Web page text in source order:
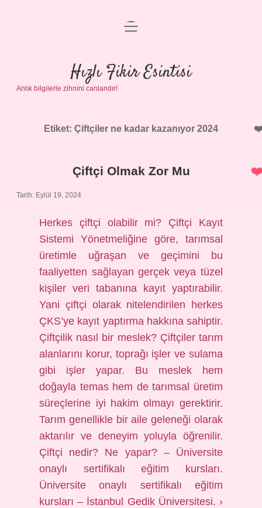
Anasayfa
Gizlilik Politikası
Yasal Uyarı
menüyü
Hızlı Fikir Esintisi
Anlık bilgilerle zihnini canlandır!
Etiket: Çiftçiler ne kadar kazanıyor 2024
Çiftçi Olmak Zor Mu
Tarih: Eylül 19, 2024
Herkes çiftçi olabilir mi? Çiftçi Kayıt
Sistemi Yönetmeliğine göre, tarımsal
üretimle uğraşan ve geçimini bu
faaliyetten sağlayan gerçek veya tüzel
kişiler veri tabanına kayıt yaptırabilir.
Yani çiftçi olarak nitelendirilen herkes
ÇKS’ye kayıt yaptırma hakkına sahiptir.
Çiftçilik nasıl bir meslek? Çiftçiler tarım
alanlarını korur, toprağı işler ve sulama
gibi işler yapar. Bu meslek hem
doğayla temas hem de tarımsal üretim
süreçlerine iyi hakim olmayı gerektirir.
Tarım genellikle bir aile geleneği olarak
aktarılır ve deneyim yoluyla öğrenilir.
Çiftçi nedir? Ne yapar? – Üniversite
onaylı sertifikalı eğitim kursları.
Üniversite onaylı sertifikalı eğitim
kursları – İstanbul Gedik Üniversitesi. ›